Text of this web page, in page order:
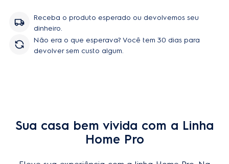
eletrodomésticos seja crucial para criar uma cozinha
integrada e sofisticada, que reflete seu estilo de vida e
personalidade. Com a linhaHome Pro , você renova
sua decoração com um toque de elegância, sem abrir
sua experiência culinária a um novo patamar de
excelência, fazendo com que cozinhar seja muito mais
Receba o produto esperado ou devolvemos seu
dinheiro.
Não era o que esperava? Você tem 30 dias para
devolver sem custo algum.
Sua casa bem vivida com a Linha
Home Pro